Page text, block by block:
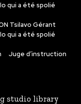
qui a été spolié
Tsilavo Gérant
qui a été spolié
Juge d’instruction
studio library